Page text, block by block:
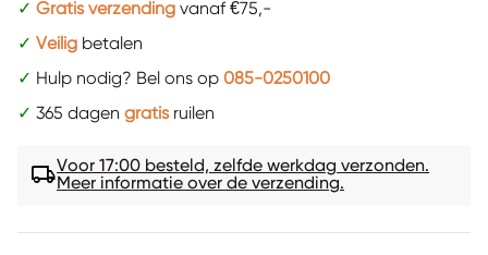
✓ Gratis verzending vanaf €75,-
✓ Veilig betalen
✓ Hulp nodig? Bel ons op 085-0250100
✓ 365 dagen gratisruilen
local_shippingVoor 17:00 besteld, zelfde werkdag verzonden.
Meer informatie over de verzending.